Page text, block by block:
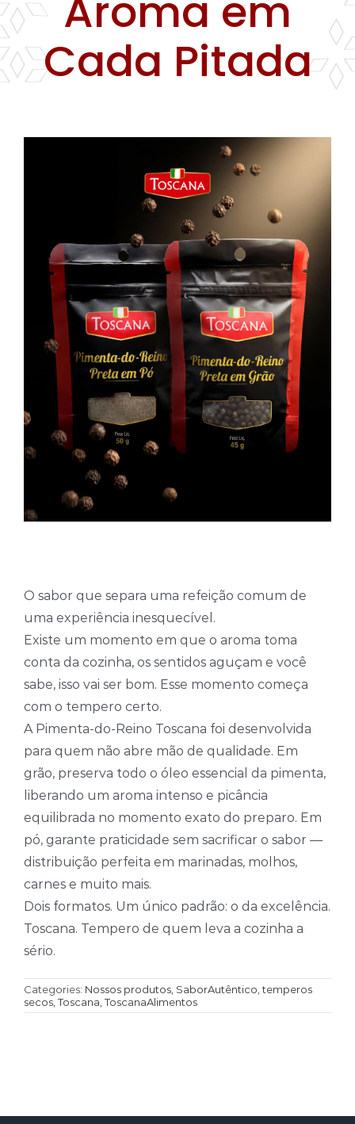
Farinhas
Palmitos
Temperos
Tomates
Cada Pitada
O sabor que separa uma refeição comum de
uma experiência inesquecível.
Existe um momento em que o aroma toma
conta da cozinha, os sentidos aguçam e você
sabe, isso vai ser bom. Esse momento começa
com o tempero certo.
A Pimenta-do-Reino Toscana foi desenvolvida
para quem não abre mão de qualidade. Em
grão, preserva todo o óleo essencial da pimenta,
liberando um aroma intenso e picância
equilibrada no momento exato do preparo. Em
pó, garante praticidade sem sacrificar o sabor —
distribuição perfeita em marinadas, molhos,
carnes e muito mais.
Dois formatos. Um único padrão: o da excelência.
Toscana. Tempero de quem leva a cozinha a
sério.
Categories: Nossos produtos, SaborAutêntico ,temperos
secos,Toscana ,ToscanaAlimentos